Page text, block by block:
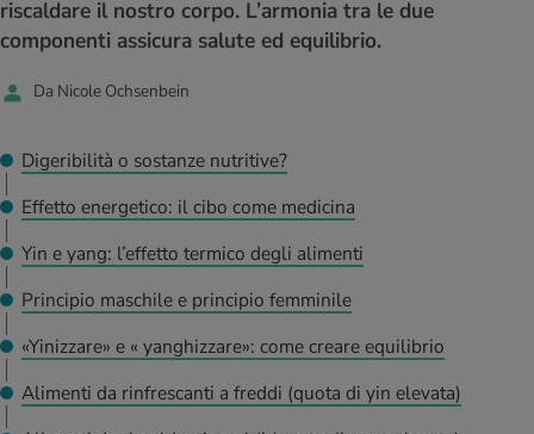
e intolleranze
nutritive
Calcolatore BMI
Fabbisogno calorico
invernali
D’ATTUALITÀ NELL’AMBITO MOVIMENTO
Calcola il consumo calorico
Corsa & Jogging
D’ATTUALITÀ NELL’AMBITO RILASSAMENTO
Lavoro e salute
Rilassamento attivo
delle donne
fisici
mediche
Abbassare la pressione sanguigna
Dolori ai nervi
D’ATTUALITÀ NELL’AMBITO SERVIZIO
Offerte
riscaldare il nostro corpo. L’armonia tra le due
componenti assicura salute ed equilibrio.
Da Nicole Ochsenbein
Digeribilità o sostanze nutritive?
Effetto energetico: il cibo come medicina
Yin e yang: l’effetto termico degli alimenti
Principio maschile e principio femminile
«Yinizzare» e « yanghizzare»: come creare equilibrio
Alimenti da rinfrescanti a freddi (quota di yin elevata)